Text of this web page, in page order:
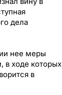
дела
нее меры
в ходе которых
в